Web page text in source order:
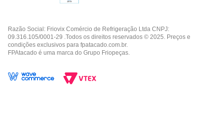
Razão Social: Friovix Comércio de Refrigeração Ltda CNPJ:
09.316.105/0001-29 .Todos os direitos reservados © 2025. Preços e
condições exclusivos para fpatacado.com.br.
FPAtacado é uma marca do Grupo Friopeças.